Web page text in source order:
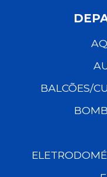
BALCÕES/